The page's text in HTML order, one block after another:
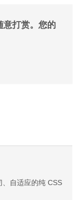
意打赏。您的
自适应的纯 CSS 方案